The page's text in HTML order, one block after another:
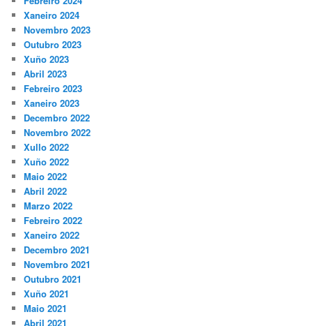
Xaneiro 2024
Novembro 2023
Outubro 2023
Xuño 2023
Abril 2023
Febreiro 2023
Xaneiro 2023
Decembro 2022
Novembro 2022
Xullo 2022
Xuño 2022
Maio 2022
Abril 2022
Marzo 2022
Febreiro 2022
Xaneiro 2022
Decembro 2021
Novembro 2021
Outubro 2021
Xuño 2021
Maio 2021
Abril 2021